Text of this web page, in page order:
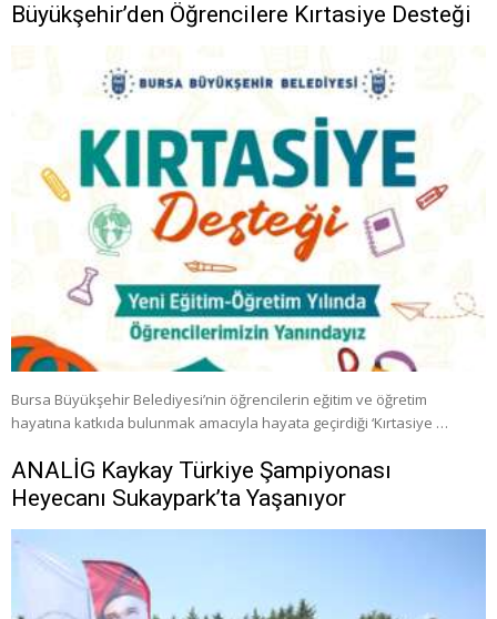
Büyükşehir’den Öğrencilere Kırtasiye Desteği
Bursa Büyükşehir Belediyesi’nin öğrencilerin eğitim ve öğretim
hayatına katkıda bulunmak amacıyla hayata geçirdiği ‘Kırtasiye …
ANALİG Kaykay Türkiye Şampiyonası
Heyecanı Sukaypark’ta Yaşanıyor